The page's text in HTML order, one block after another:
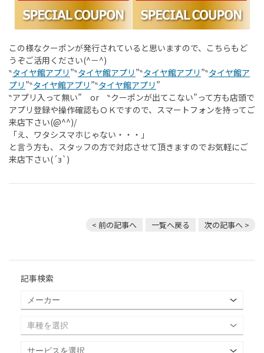
この様なクーポンが発行されていると思いますので、こちらもど
うぞご活用ください(^－^)
‶タイヤ館アプリ ”‶タイヤ館アプリ ”‶タイヤ館アプリ ”‶タイヤ館ア
プリ ”‶タイヤ館アプリ ”‶タイヤ館アプリ ”
‶アプリ入って無い” or ‶クーポンが出てこない”って方も店頭で
アプリ登録や操作確認もＯＫですので、スマートフォンを持ってご
来店下さい(@^^)/
「え、ワタシスマホじゃない・・・」
と言う方も、スタッフの方で対応させて頂きますのでお気軽にご
来店下さい(´з`)
< 前の記事へ 一覧へ戻る 次の記事へ >
記事検索